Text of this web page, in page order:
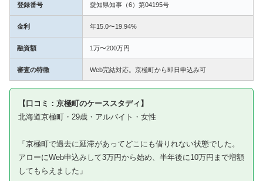
登録番号 愛知県知事（6）第04195号
金利 年15.0〜19.94%
融資額 1万〜200万円
審査の特徴 Web完結対応。京極町から即日申込み可
【口コミ：京極町のケーススタディ】
北海道京極町・29歳・アルバイト・女性
「京極町で過去に延滞があってどこにも借りれない状態でした。
アローにWeb申込みして3万円から始め、半年後に10万円まで増額
してもらえました」